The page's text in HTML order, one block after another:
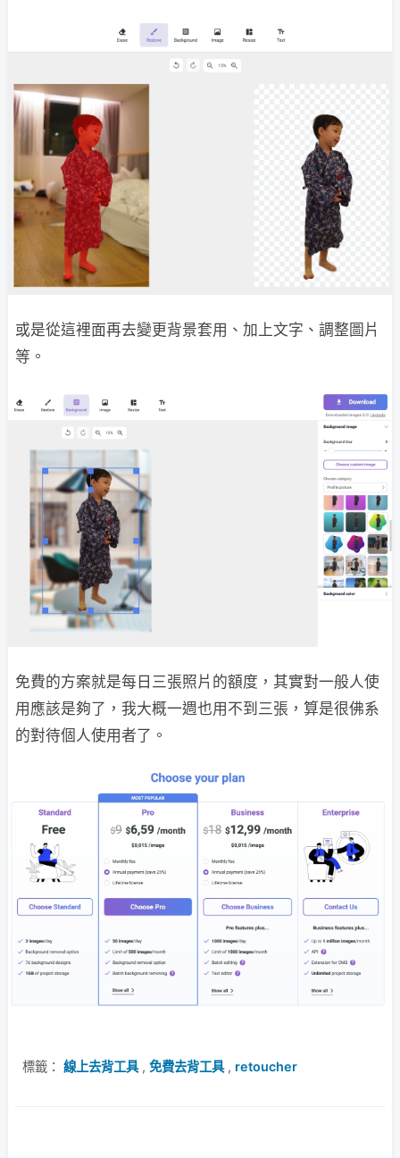
或是從這裡面再去變更背景套用、加上文字、調整圖片
等。
免費的方案就是每日三張照片的額度，其實對一般人使
用應該是夠了，我大概一週也用不到三張，算是很佛系
的對待個人使用者了。
標籤： 線上去背工具, 免費去背工具, retoucher